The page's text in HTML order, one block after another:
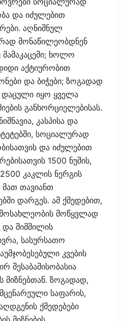
და იძულებით
აღნიშნულ
მონაწილეობდნენ
ხოლო
აქტიურობით
და ბიჭები; ზოგადად
იყო ყველა
განხორციელებისას.
კასპისა და
სოციალურად
და იძულებით
1500 ნუშის,
კაკლის ნერგის
თავიანთ
დარგეს. ამ ქმედებით,
მოწყვლად
და შიმშილის
სასურსათო
კვების
შესაბამისობასია
მიზნებთან. ზოგადად,
საფარის,
ქმედებები